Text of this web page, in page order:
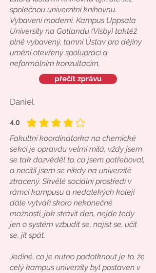
společnou univerzitní knihovnu.
Vybavení moderní. Kampus Uppsala
University na Gotlandu (Visby) taktéž
plně vybavený, tamní Ústav pro dějiny
umění otevřený spolupráci a
neformálním konzultacím.
přečít zprávu
Daniel
4.0
average rating is 4 out of 5
Fakultní koordinátorka na chemické
sekci je opravdu velmi milá, vždy jsem
se tak dozvěděl to, co jsem potřeboval,
a necítil jsem se nikdy na univerzitě
ztracený. Skvělé sociální prostředí v
rámci kampusu a nedalekých kolejí
dále vytváří skoro nekonečné
možnosti, jak strávit den, nejde tedy
jen o systém vzbudit se, najíst se, učit
se, jít spát.
Jediné, co je nutno podotknout je to, že
celý kampus univerzity byl postaven v